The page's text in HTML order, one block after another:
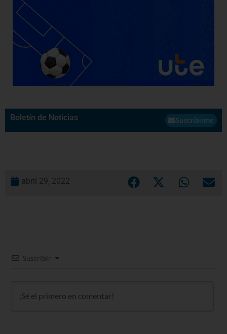
Boletín de Noticias Suscribirme
abril 29, 2022
Suscribir